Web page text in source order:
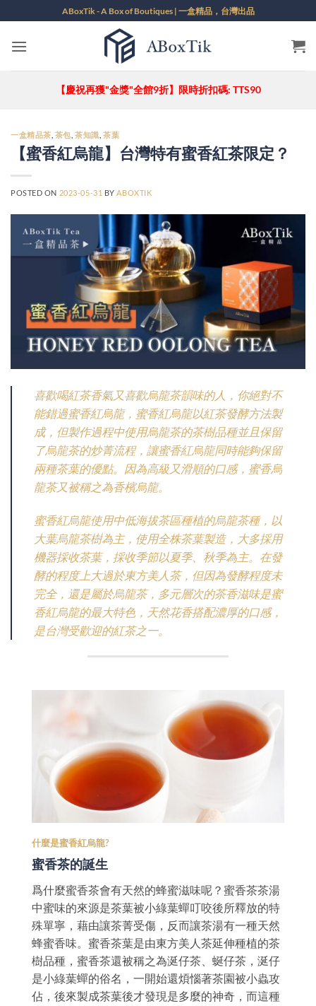
to
content
ABoxTik - A Box of Boutiques | 一盒精品，台灣出品
【慶祝再獲"金獎"全館9折】限時折扣碼: TTS90
一盒精品茶 茶包 ,茶知識 茶葉
【蜜香紅烏龍】台灣特有蜜香紅茶限定？
POSTED ON 2023-05-31 BY ABOXTIK
喜歡喝紅茶香氣又喜歡烏龍茶韻味的人，你絕對不
能錯過蜜香紅烏龍，蜜香紅烏龍以紅茶發酵方法製
成，但製作過程中使用烏龍茶的茶樹品種並且保留
了烏龍茶的炒菁流程，讓蜜香紅烏龍同時能夠保留
兩種茶葉的優點。因為高級又滑順的口感，蜜香烏
龍茶又被稱之為香檳烏龍。
蜜香紅烏龍使用中低海拔茶區種植的烏龍茶種，以
大葉烏龍茶樹為主，使用全株茶葉製造，大多採用
機器採收茶葉，採收季節以夏季、秋季為主。在發
酵的程度上大過於東方美人茶，但因為發酵程度未
完全，還是屬於烏龍茶，多元層次的茶香滋味是蜜
香紅烏龍的最大特色，天然花香搭配濃厚的口感，
是台灣受歡迎的紅茶之一。
什麼是蜜香紅烏龍?
蜜香茶的誕生
爲什麼蜜香茶會有天然的蜂蜜滋味呢？蜜香茶茶湯
中蜜味的來源是茶葉被小綠葉蟬叮咬後所釋放的特
殊單寧，藉由讓茶菁受傷，反而讓茶湯有一種天然
蜂蜜香味。蜜香茶葉是由東方美人茶延伸種植的茶
樹品種，蜜香茶還被稱之為涎仔茶、蜒仔茶，涎仔
是小綠葉蟬的俗名，一開始還煩惱著茶園被小蟲攻
佔，後來製成茶葉後才發現是多麼的神奇，而這種